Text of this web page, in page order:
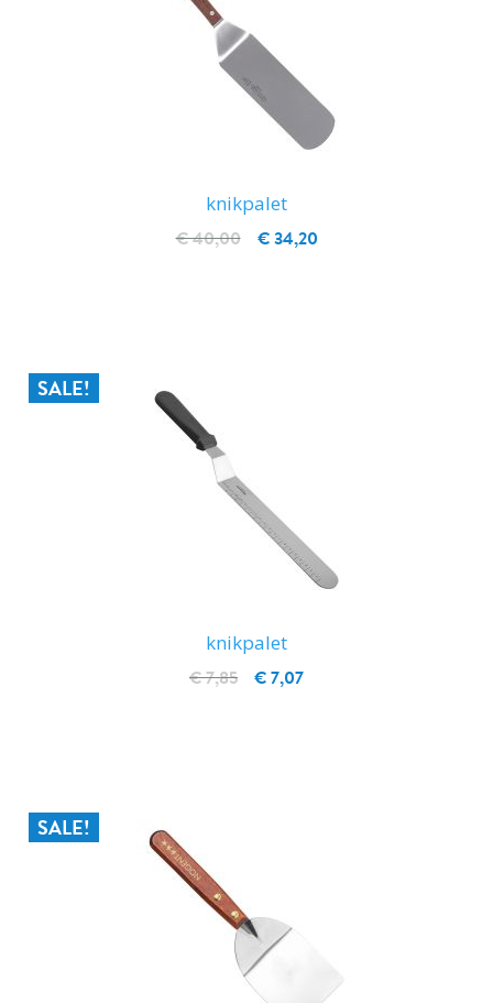
knikpalet
€ 34,20
€ 40,00
SALE!
knikpalet
€ 7,07
€ 7,85
SALE!